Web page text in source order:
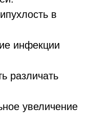
в
инфекции
различать
увеличение